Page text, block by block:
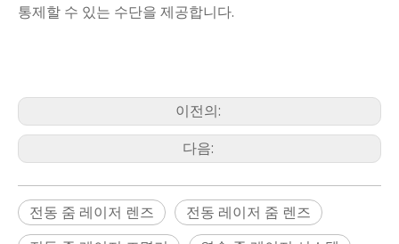
통제할 수 있는 수단을 제공합니다.
이전의:
다음:
전동 줌 레이저 렌즈
전동 레이저 줌 렌즈